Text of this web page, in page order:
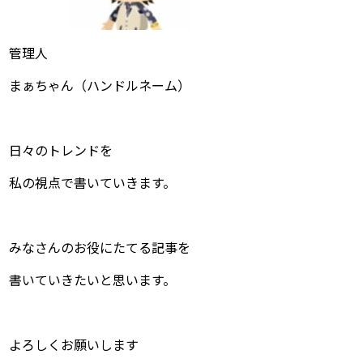
管理人
まぁちゃん（ハンドルネーム）
日々のトレンドを
私の視点で書いていきます。
みなさんのお役にたてる記事を
書いていきたいと思います。
よろしくお願いします